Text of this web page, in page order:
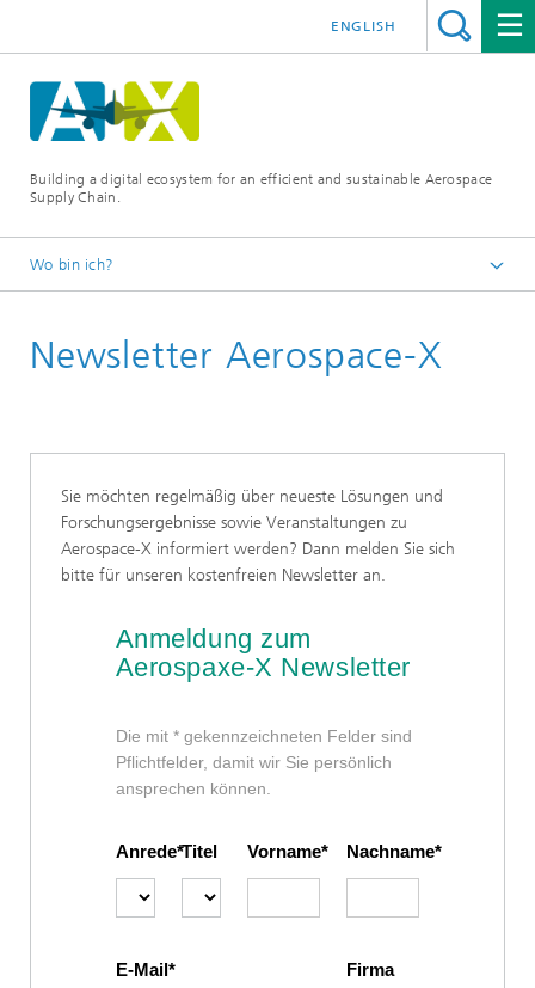
Building a digital ecosystem for an efficient and sustainable Aerospace
Supply Chain.
ENGLISH
Wo bin ich?
Folgen Sie uns
Newsletter Aerospace-X
Sie möchten regelmäßig über neueste Lösungen und
Forschungsergebnisse sowie Veranstaltungen zu
Aerospace-X informiert werden? Dann melden Sie sich
bitte für unseren kostenfreien Newsletter an.
Anmeldung zum
Aerospaxe-X Newsletter
Die mit * gekennzeichneten Felder sind
Pflichtfelder, damit wir Sie persönlich
ansprechen können.
Anrede Titel Vorname Nachname
E-Mail Firma